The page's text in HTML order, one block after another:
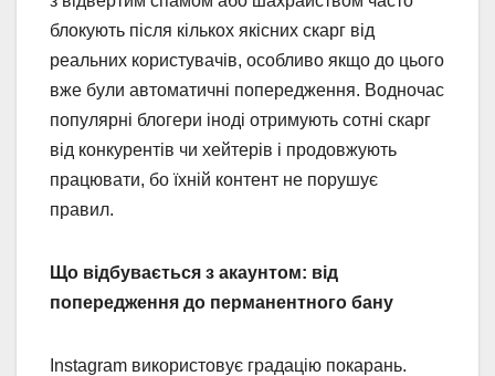
блокують після кількох якісних скарг від
реальних користувачів, особливо якщо до цього
вже були автоматичні попередження. Водночас
популярні блогери іноді отримують сотні скарг
від конкурентів чи хейтерів і продовжують
працювати, бо їхній контент не порушує
правил.
Що відбувається з акаунтом: від
попередження до перманентного бану
Instagram використовує градацію покарань.